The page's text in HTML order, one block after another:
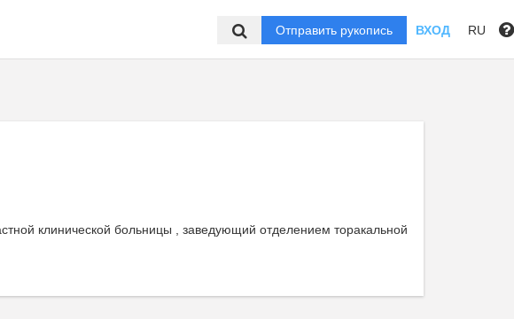
Отправить рукопись ВХОД RU
клинической больницы , заведующий отделением торакальной